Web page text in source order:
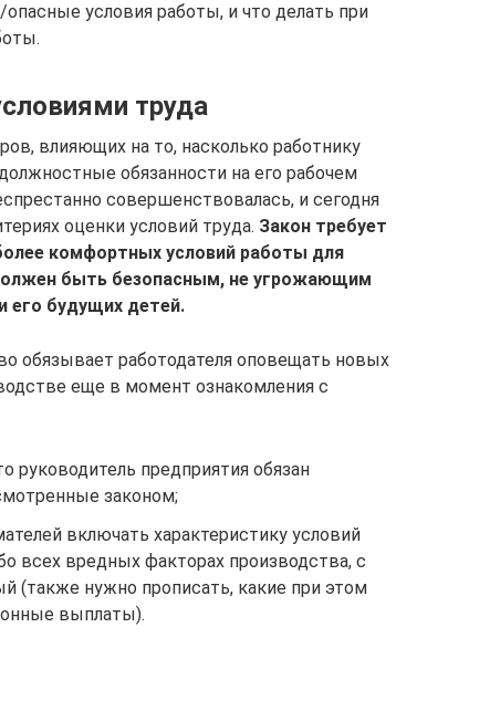
условия работы, и что делать при
труда
влияющих на то, насколько работнику
обязанности на его рабочем
совершенствовалась, и сегодня
оценки условий труда. Закон требует
комфортных условий работы для
быть безопасным, не угрожающим
его будущих детей.
обязывает работодателя оповещать новых
еще в момент ознакомления с
руководитель предприятия обязан
законом;
включать характеристику условий
всех вредных факторах производства, с
(также нужно прописать, какие при этом
выплаты).